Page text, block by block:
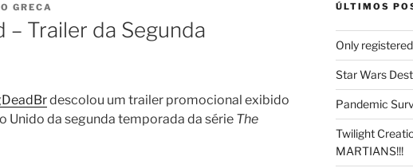
GRECA
– Trailer da Segunda
descolou um trailer promocional exibido
Unido da segunda temporada da série The
ÚLTIMOS
Only
Star Wars
Pandemic
Twilight
MARTIANS!!!